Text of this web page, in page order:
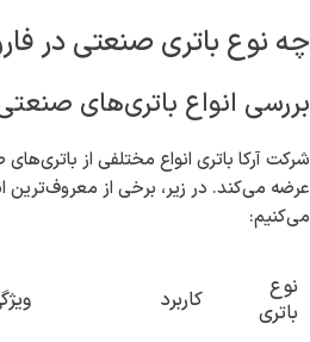
چه نوع باتری صنعتی در
بررسی انواع باتری‌های
شرکت آرکا باتری انواع مختلفی از
عرضه می‌کند. در زیر، برخی از معروف‌ترین
می‌کنیم:
نوع
باتری
کاربرد